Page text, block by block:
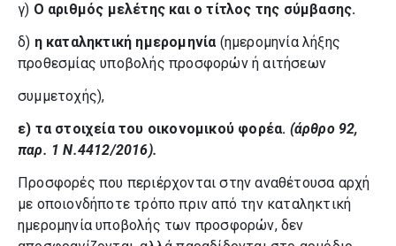
γ) Ο αριθμός μελέτης και ο τίτλος της σύμβασης.
δ) η καταληκτική ημερομηνία (ημερομηνία λήξης
προθεσμίας υποβολής προσφορών ή αιτήσεων
συμμετοχής),
ε) τα στοιχεία του οικονομικού φορέα. (άρθρο 92,
παρ. 1 Ν.4412/2016).
Προσφορές που περιέρχονται στην αναθέτουσα αρχή
με οποιονδήποτε τρόπο πριν από την καταληκτική
ημερομηνία υποβολής των προσφορών, δεν